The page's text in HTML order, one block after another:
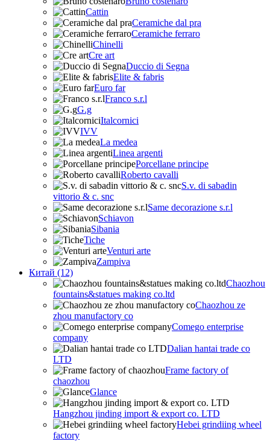
Cattin
Ceramiche dal pra
Ceramiche ferraro
Chinelli
Cre art
Duccio di Segna
Elite & fabris
Euro far
Franco s.r.l
G.g
Italcornici
IVV
La medea
Linea argenti
Porcellane principe
Roberto cavalli
S.v. di sabadin
vittorio & c. snc
Same decorazione s.r.l
Schiavon
Sibania
Tiche
Venturi arte
Zampiva
Китай (12)
Chaozhou
fountains&statues making co.ltd
Chaozhou ze
zhou manufactory co
Comego enterprise
company
Dalian hantai trade co
LTD
Frame factory of
chaozhou
Glance
Hangzhou jinding import & export co. LTD
Hebei grindiing wheel
factory